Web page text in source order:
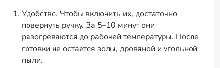
Удобство. Чтобы включить их, достаточно
повернуть ручку. За 5–10 минут они
разогреваются до рабочей температуры. После
готовки не остаётся золы, дровяной и угольной
пыли.